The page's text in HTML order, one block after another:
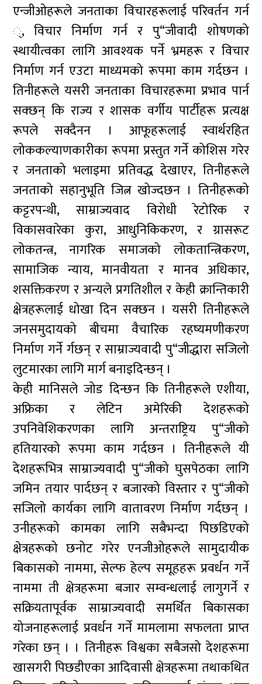
एन्जीओहरूले जनताका विचारहरूलाई परिवर्तन गर्न
्, विचार निर्माण गर्न र पु“जीवादी शोषणको
स्थायीत्वका लागि आवश्यक पर्ने भ्रमहरू र विचार
निर्माण गर्न एउटा माध्यमको रूपमा काम गर्दछन ।
तिनीहरूले यसरी जनताका विचारहरूमा प्रभाव पार्न
सक्छन् कि राज्य र शासक वर्गीय पार्टीहरू प्रत्यक्ष
रूपले सक्दैनन । आफूहरूलाई स्वार्थरहित
लोककल्याणकारीका रूपमा प्रस्तुत गर्ने कोशिस गरेर
र जनताको भलाइमा प्रतिवद्ध देखाएर, तिनीहरूले
जनताको सहानुभूति जित्न खोज्दछन । तिनीहरूको
कट्टरपन्थी, साम्राज्यवाद विरोधी रेटोरिक र
विकासवारेका कुरा, आधुनिकिकरण, र ग्रासरूट
लोकतन्त्र, नागरिक समाजको लोकतान्त्रिकरण,
सामाजिक न्याय, मानवीयता र मानव अधिकार,
शसक्तिकरण र अन्यले प्रगतिशील र केही क्रान्तिकारी
क्षेत्रहरूलाई धोखा दिन सक्छन । यसरी तिनीहरूले
जनसमुदायको बीचमा वैचारिक रहष्यमणीकरण
निर्माण गर्ने र्गछन् र साम्राज्यवादी पु“जीद्धारा सजिलो
लुटमारका लागि मार्ग बनाइदिन्छन् ।
केही मानिसले जोड दिन्छन कि तिनीहरूले एशीया,
अफ्रिका र लेटिन अमेरिकी देशहरूको
उपनिवेशिकरणका लागि अन्तराष्ट्रिय पु“जीको
हतियारको रूपमा काम गर्दछन । तिनीहरूले यी
देशहरूभित्र साम्राज्यवादी पु“जीको घुसपेठका लागि
जमिन तयार पार्दछन् र बजारको विस्तार र पु“जीको
सजिलो कार्यका लागि वातावरण निर्माण गर्दछन् ।
उनीहरूको कामका लागि सबैभन्दा पिछडिएको
क्षेत्रहरूको छनोट गरेर एनजीओहरूले सामुदायीक
बिकासको नाममा, सेल्फ हेल्प समूहहरू प्रवर्धन गर्ने
नाममा ती क्षेत्रहरूमा बजार सम्वन्धलाई लागुगर्ने र
सक्रियतापूर्वक साम्राज्यवादी समर्थित बिकासका
योजनाहरूलाई प्रवर्धन गर्ने मामलामा सफलता प्राप्त
गरेका छन् । । तिनीहरू विश्वका सबैजसो देशहरूमा
खासगरी पिछडीएका आदिवासी क्षेत्रहरूमा तथाकथित